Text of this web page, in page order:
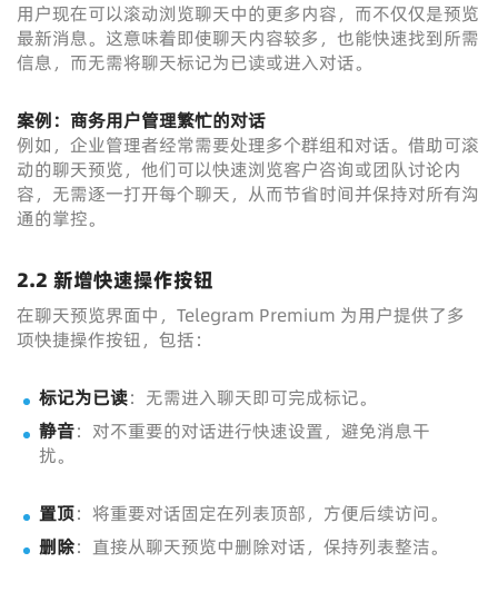
用户现在可以滚动浏览聊天中的更多内容，而不仅仅是预览
最新消息。这意味着即使聊天内容较多，也能快速找到所需
信息，而无需将聊天标记为已读或进入对话。
案例：商务用户管理繁忙的对话
例如，企业管理者经常需要处理多个群组和对话。借助可滚
动的聊天预览，他们可以快速浏览客户咨询或团队讨论内
容，无需逐一打开每个聊天，从而节省时间并保持对所有沟
通的掌控。
2.2 新增快速操作按钮
在聊天预览界面中，Telegram Premium 为用户提供了多
项快捷操作按钮，包括：
标记为已读：无需进入聊天即可完成标记。
静音：对不重要的对话进行快速设置，避免消息干
扰。
置顶：将重要对话固定在列表顶部，方便后续访问。
删除：直接从聊天预览中删除对话，保持列表整洁。